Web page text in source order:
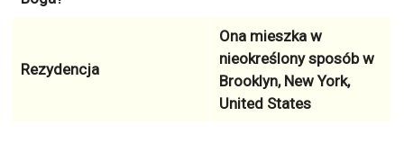
Rezydencja
Ona mieszka w
nieokreślony sposób w
Brooklyn, New York,
United States